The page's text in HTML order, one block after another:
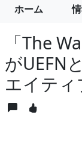
ホーム
「The
がUEFN
エイテ